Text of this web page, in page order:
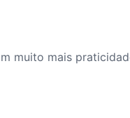
muito mais